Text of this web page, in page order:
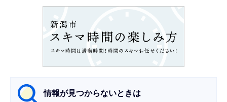
情報が見つからないときは